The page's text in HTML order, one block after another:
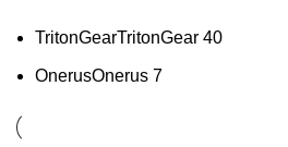
TritonGearTritonGear 40
OnerusOnerus 7